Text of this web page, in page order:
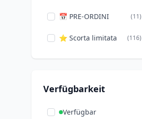
Wicked (3)
Zootopia (3)
📅 PRE-ORDINI (11)
⭐ Scorta limitata (116)
Verfügbarkeit
Verfügbar